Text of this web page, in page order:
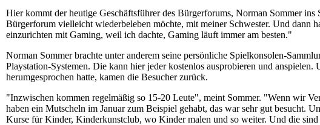
Hier kommt der heutige Geschäftsführer des Bürgerforums, Norman Sommer
Bürgerforum vielleicht wiederbeleben möchte, mit meiner Schwester. Und dann
einzurichten mit Gaming, weil ich dachte, Gaming läuft immer am besten."
Norman Sommer brachte unter anderem seine persönliche Spielkonsolen-
Playstation-Systemen. Die kann hier jeder kostenlos ausprobieren und
herumgesprochen hatte, kamen die Besucher zurück.
"Inzwischen kommen regelmäßig so 15-20 Leute", meint Sommer. "Wenn wir
haben ein Mutscheln im Januar zum Beispiel gehabt, das war sehr gut besucht.
Kurse für Kinder, Kinderkunstclub, wo Kinder malen und so weiter. Und die sind